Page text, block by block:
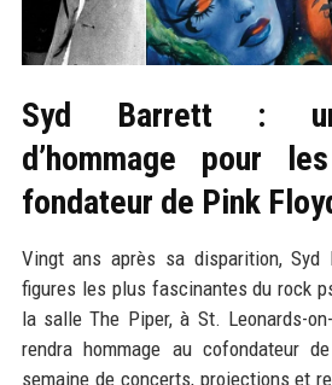
Syd Barrett :
d’hommage pour
fondateur de Pink
Vingt ans après sa disparition, Syd
figures les plus fascinantes du rock
la salle The Piper, à St. Leonards-
rendra hommage au cofondateur
semaine de concerts, projections et